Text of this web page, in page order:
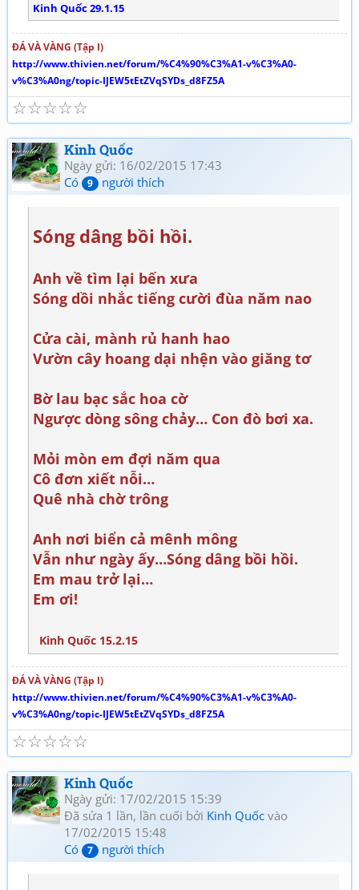
Kinh Quốc 29.1.15
ĐÁ VÀ VÀNG (Tập I)
http://www.thivien.net/forum/%C4%90%C3%A1-v%C3%A0-
v%C3%A0ng/topic-IJEW5tEtZVqSYDs_d8FZ5A
☆
☆
☆
☆
☆
Kinh Quốc
Ngày gửi: 16/02/2015 17:43
Có
9 người thích
Sóng dâng bồi hồi.
Anh về tìm lại bến xưa
Sóng dồi nhắc tiếng cười đùa năm nao
Cửa cài, mành rủ hanh hao
Vườn cây hoang dại nhện vào giăng tơ
Bờ lau bạc sắc hoa cờ
Ngược dòng sông chảy… Con đò bơi xa.
Mỏi mòn em đợi năm qua
Cô đơn xiết nỗi…
Quê nhà chờ trông
Anh nơi biển cả mênh mông
Vẫn như ngày ấy…Sóng dâng bồi hồi.
Em mau trở lại…
Em ơi!
Kinh Quốc 15.2.15
ĐÁ VÀ VÀNG (Tập I)
http://www.thivien.net/forum/%C4%90%C3%A1-v%C3%A0-
v%C3%A0ng/topic-IJEW5tEtZVqSYDs_d8FZ5A
☆
☆
☆
☆
☆
Kinh Quốc
Ngày gửi: 17/02/2015 15:39
Đã sửa 1 lần, lần cuối bởi Kinh Quốc vào
17/02/2015 15:48
Có
7 người thích